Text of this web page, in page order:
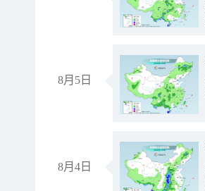
8月5日
8月4日